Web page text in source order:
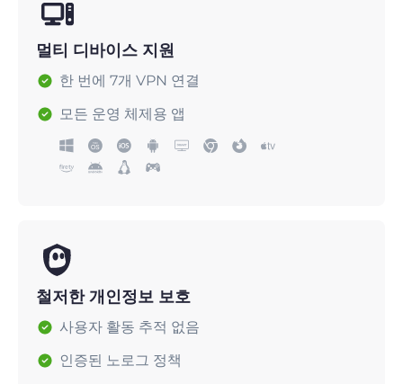
멀티 디바이스 지원
한 번에 7개 VPN 연결
모든 운영 체제용 앱
철저한 개인정보 보호
사용자 활동 추적 없음
인증된 노로그 정책